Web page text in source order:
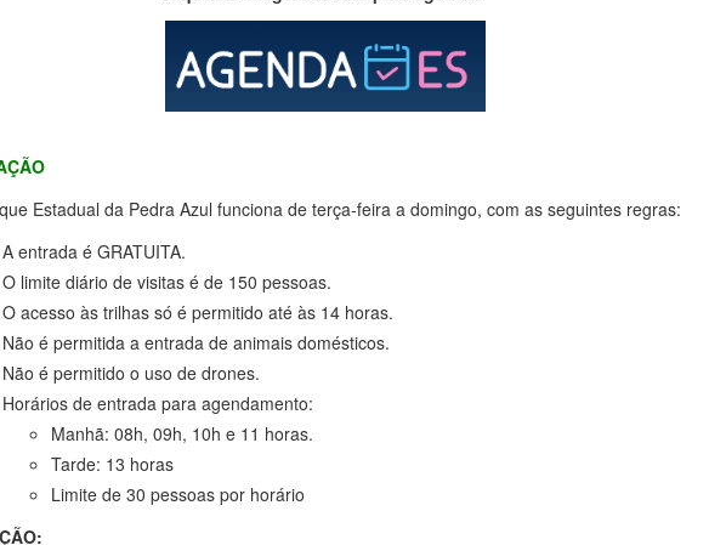
Estadual da Pedra Azul funciona de terça-feira a domingo, com as seguintes regras:
A entrada é GRATUITA.
O limite diário de visitas é de 150 pessoas.
O acesso às trilhas só é permitido até às 14 horas.
Não é permitida a entrada de animais domésticos.
Não é permitido o uso de drones.
Horários de entrada para agendamento:
Manhã: 08h, 09h, 10h e 11 horas.
Tarde: 13 horas
Limite de 30 pessoas por horário